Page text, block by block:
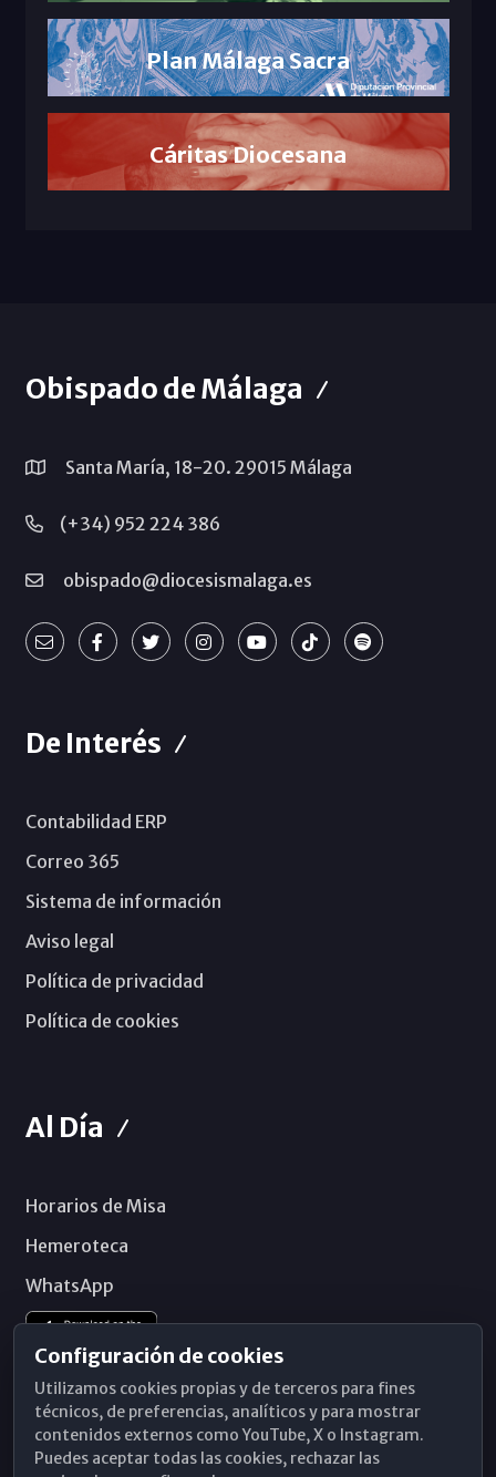
Plan Málaga Sacra
Cáritas Diocesana
Obispado de Málaga
Santa María, 18-20. 29015 Málaga
(+34) 952 224 386
obispado@diocesismalaga.es
De Interés
Contabilidad ERP
Correo 365
Sistema de información
Aviso legal
Política de privacidad
Política de cookies
Al Día
Horarios de Misa
Hemeroteca
WhatsApp
Configuración de cookies
Utilizamos cookies propias y de terceros para fines
técnicos, de preferencias, analíticos y para mostrar
contenidos externos como YouTube, X o Instagram.
Puedes aceptar todas las cookies, rechazar las